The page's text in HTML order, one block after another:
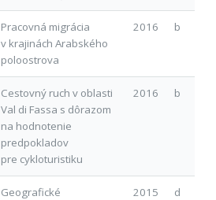
Pracovná migrácia
v krajinách Arabského
poloostrova
2016 b
Cestovný ruch v oblasti
Val di Fassa s dôrazom
na hodnotenie
predpokladov
pre cykloturistiku
2016 b
Geografické
2015 d